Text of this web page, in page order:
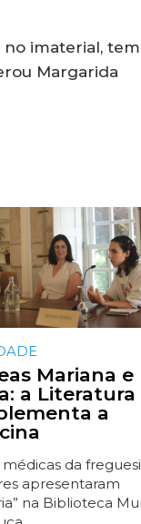
imaterial,
Margarida
Mariana e
a
a
da
apresentaram
na Biblioteca